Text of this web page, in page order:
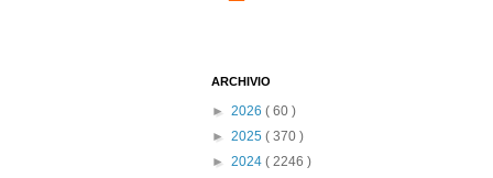
ARCHIVIO
► 2026 ( 60 )
► 2025 ( 370 )
► 2024 ( 2246 )